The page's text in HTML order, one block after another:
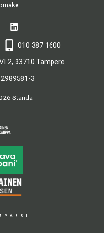
010 387 1600
2, 33710 Tampere
3
Standa